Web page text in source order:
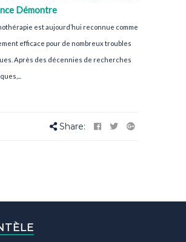
Démontre
est aujourd’hui reconnue comme
efficace pour de nombreux troubles
Après des décennies de recherches
Share: